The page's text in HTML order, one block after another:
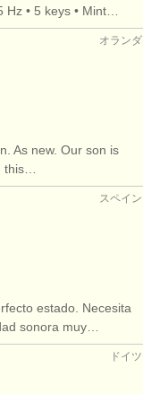
• 5 keys • Mint…
オランダ
As new. Our son is
this…
スペイン
estado. Necesita
sonora muy…
ドイツ